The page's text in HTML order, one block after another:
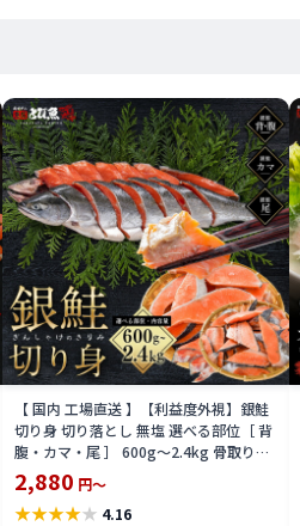
【 国内 工場直送 】【利益度外視】銀鮭
切り身 切り落とし 無塩 選べる部位［ 背
腹・カマ・尾 ］ 600g〜2.4kg 骨取り・
骨無し 骨あり 切り落とし 骨取り・骨無
し 切身 ses2301-12ka
2,880 円～
★★★★★ 4.16